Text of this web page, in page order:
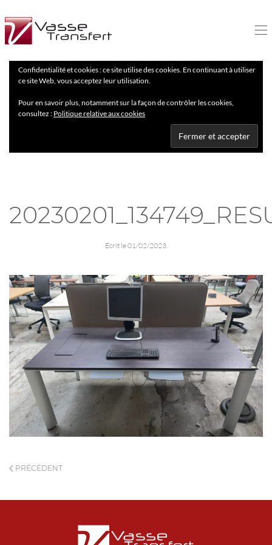
Confidentialité et cookies : ce site utilise des cookies. En continuant à utiliser
ce site Web, vous acceptez leur utilisation.
Pour en savoir plus, notamment sur la façon de contrôler les cookies,
consultez : Politique relative aux cookies
Écrit le01/02/2023.
PRÉCÉDENT